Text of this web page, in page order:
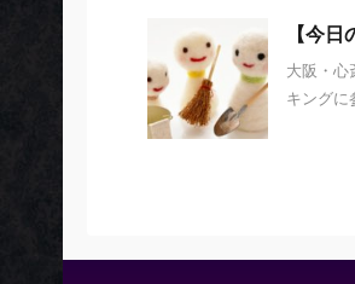
【今
大阪・
キングに